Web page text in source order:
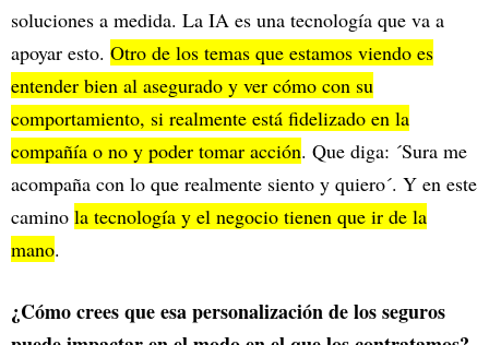
soluciones a medida. La IA es una tecnología que va a
apoyar esto. Otro de los temas que estamos viendo es
entender bien al asegurado y ver cómo con su
comportamiento, si realmente está fidelizado en la
compañía o no y poder tomar acción. Que diga: ´Sura me
acompaña con lo que realmente siento y quiero´. Y en este
camino la tecnología y el negocio tienen que ir de la
mano.
¿Cómo crees que esa personalización de los seguros